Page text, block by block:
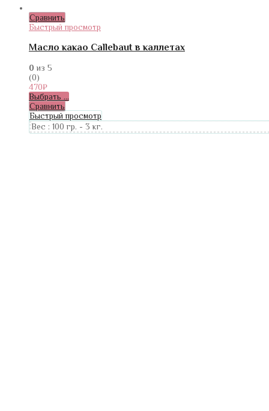
Сравнить
Быстрый просмотр
Масло какао Callebaut в каллетах
0 из 5
(0)
470₽
Выбрать ...
Сравнить
Быстрый просмотр
Вес : 100 гр. - 3 кг.